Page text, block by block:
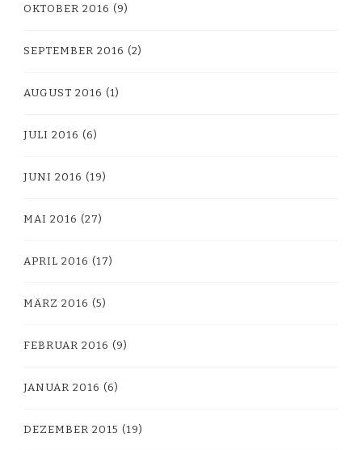
OKTOBER 2016 (9)
SEPTEMBER 2016 (2)
AUGUST 2016 (1)
JULI 2016 (6)
JUNI 2016 (19)
MAI 2016 (27)
APRIL 2016 (17)
MÄRZ 2016 (5)
FEBRUAR 2016 (9)
JANUAR 2016 (6)
DEZEMBER 2015 (19)